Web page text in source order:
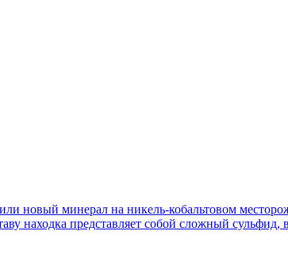
новый минерал на никель-кобальтовом
находка представляет собой сложный сульфид,